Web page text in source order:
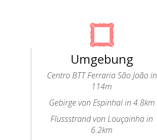
Umgebung
Centro BTT Ferraria São João in
114m
Gebirge von Espinhal in 4.8km
Flussstrand von Louçainha in
6.2km